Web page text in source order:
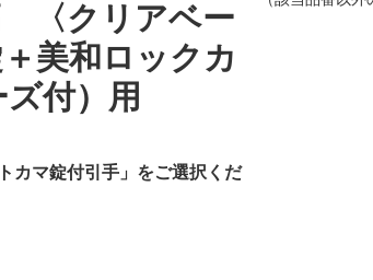
〈クリアベー
美和ロックカ
付）用
カマ錠付引手」をご選択くだ